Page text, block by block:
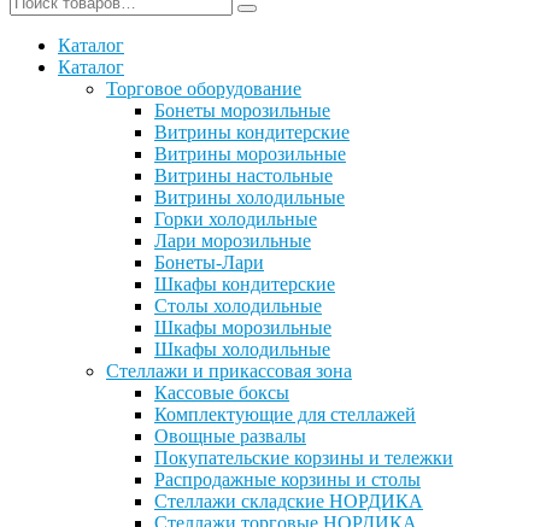
Каталог
Каталог
Торговое оборудование
Бонеты морозильные
Витрины кондитерские
Витрины морозильные
Витрины настольные
Витрины холодильные
Горки холодильные
Лари морозильные
Бонеты-Лари
Шкафы кондитерские
Столы холодильные
Шкафы морозильные
Шкафы холодильные
Стеллажи и прикассовая зона
Кассовые боксы
Комплектующие для стеллажей
Овощные развалы
Покупательские корзины и тележки
Распродажные корзины и столы
Стеллажи складские НОРДИКА
Стеллажи торговые НОРДИКА